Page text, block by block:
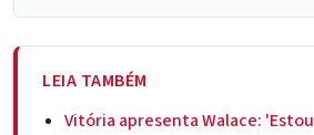
LEIA TAMBÉM
Vitória apresenta Walace: